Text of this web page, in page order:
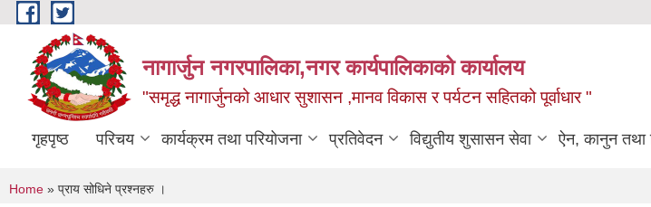
Skip to main content
नागार्जुन नगरपालिका,नगर कार्यपालिकाको कार्यालय
"समृद्ध नागार्जुनको आधार सुशासन ,मानव विकास र पर्यटन सहितको पूर्वाधार "
गृहपृष्ठ परिचय कार्यक्रम तथा परियोजना प्रतिवेदन विद्युतीय शुसासन सेवा ऐन, कानुन तथा
You are here
Home » प्राय सोधिने प्रश्नहरु ।